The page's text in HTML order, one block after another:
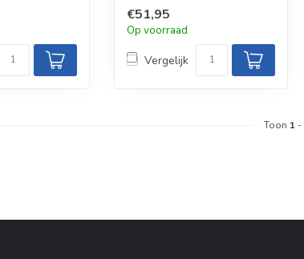
k...
€51,95
Op voorraad
Vergelijk
Toon 1 -